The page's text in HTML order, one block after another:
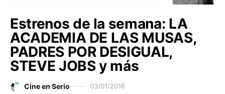
Estrenos de la semana: LA
ACADEMIA DE LAS MUSAS,
PADRES POR DESIGUAL,
STEVE JOBS y más
Cine en Serio 03/01/2016